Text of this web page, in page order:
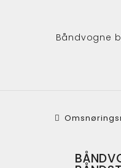
Båndvogne